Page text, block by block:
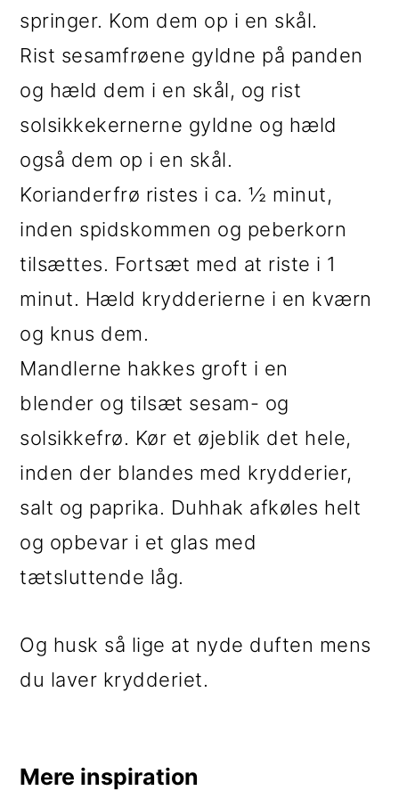
springer. Kom dem op i en skål.
Rist sesamfrøene gyldne på panden
og hæld dem i en skål, og rist
solsikkekernerne gyldne og hæld
også dem op i en skål.
Korianderfrø ristes i ca. ½ minut,
inden spidskommen og peberkorn
tilsættes. Fortsæt med at riste i 1
minut. Hæld krydderierne i en kværn
og knus dem.
Mandlerne hakkes groft i en
blender og tilsæt sesam- og
solsikkefrø. Kør et øjeblik det hele,
inden der blandes med krydderier,
salt og paprika. Duhhak afkøles helt
og opbevar i et glas med
tætsluttende låg.
Og husk så lige at nyde duften mens
du laver krydderiet.
Mere inspiration